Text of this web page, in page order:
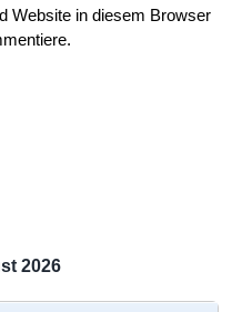
Website in diesem Browser
2026